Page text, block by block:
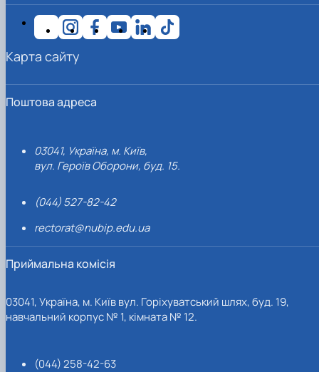
Поштова адреса
03041, Україна, м. Київ,
вул. Героїв Оборони, буд. 15.
(044) 527-82-42
rectorat@nubip.edu.ua
Приймальна комісія
03041, Україна, м. Київ вул. Горіхуватський шлях, буд. 19,
навчальний корпус № 1, кімната № 12.
(044) 258-42-63
Карта сайту